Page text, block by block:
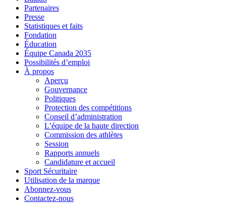
Partenaires
Presse
Statistiques et faits
Fondation
Éducation
Équipe Canada 2035
Possibilités d’emploi
À propos
Aperçu
Gouvernance
Politiques
Protection des compétitions
Conseil d’administration
L’équipe de la haute direction
Commission des athlètes
Session
Rapports annuels
Candidature et accueil
Sport Sécuritaire
Utilisation de la marque
Abonnez-vous
Contactez-nous